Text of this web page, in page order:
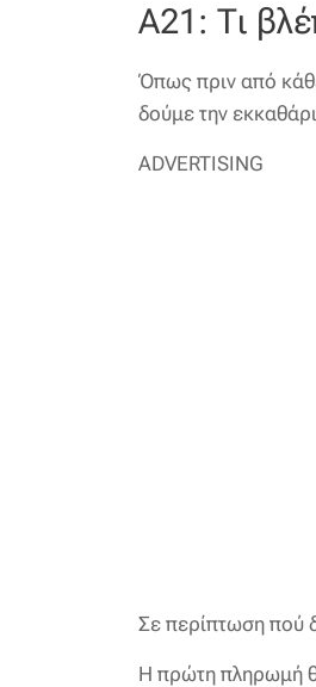
Α21: Τι
Όπως πριν από
δούμε την
ADVERTISING
Σε περίπτωση πού
Η πρώτη πληρωμή